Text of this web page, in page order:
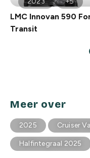
LMC Innovan 590
Transit
Meer over
2025 Cruiser
Halfintegraal 2025